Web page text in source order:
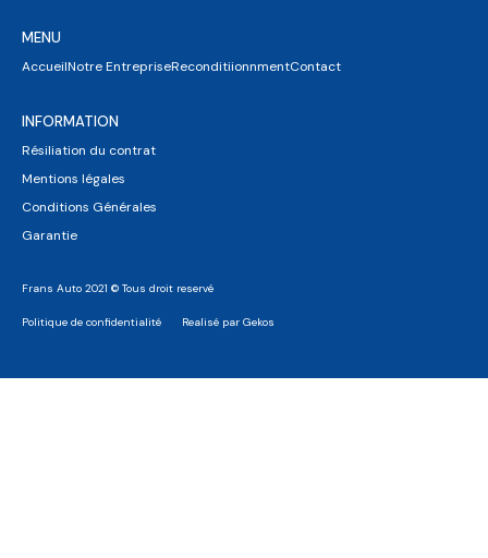
MENU
AccueilNotre EntrepriseReconditiionnmentContact
INFORMATION
Résiliation du contrat
Mentions légales
Conditions Générales
Garantie
Frans Auto 2021 © Tous droit reservé
Politique de confidentialité Realisé par Gekos